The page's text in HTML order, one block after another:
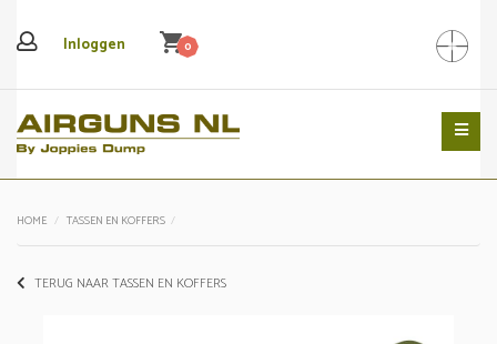
Inloggen shopping_cart0 Search
HOME TASSEN EN KOFFERS
TERUG NAAR TASSEN EN KOFFERS